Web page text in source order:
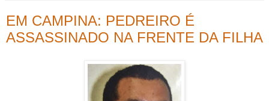
EM CAMPINA: PEDREIRO É
ASSASSINADO NA FRENTE DA FILHA